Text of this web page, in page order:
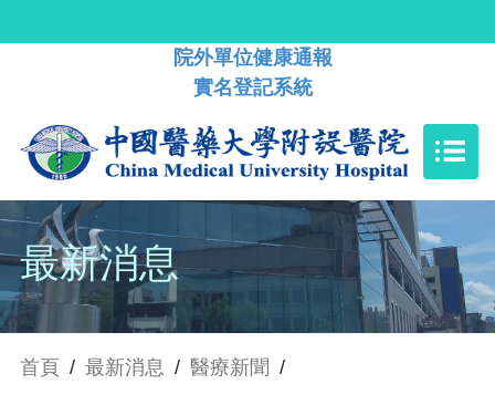
院外單位健康通報
實名登記系統
最新消息
首頁 / 最新消息 / 醫療新聞 /